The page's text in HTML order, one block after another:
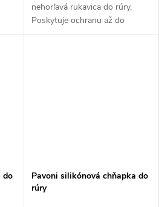
nehorľavá rukavica do rúry.
Poskytuje ochranu až do
250°C. Predáva sa po kuse.
do
Pavoni silikónová chňapka do
rúry